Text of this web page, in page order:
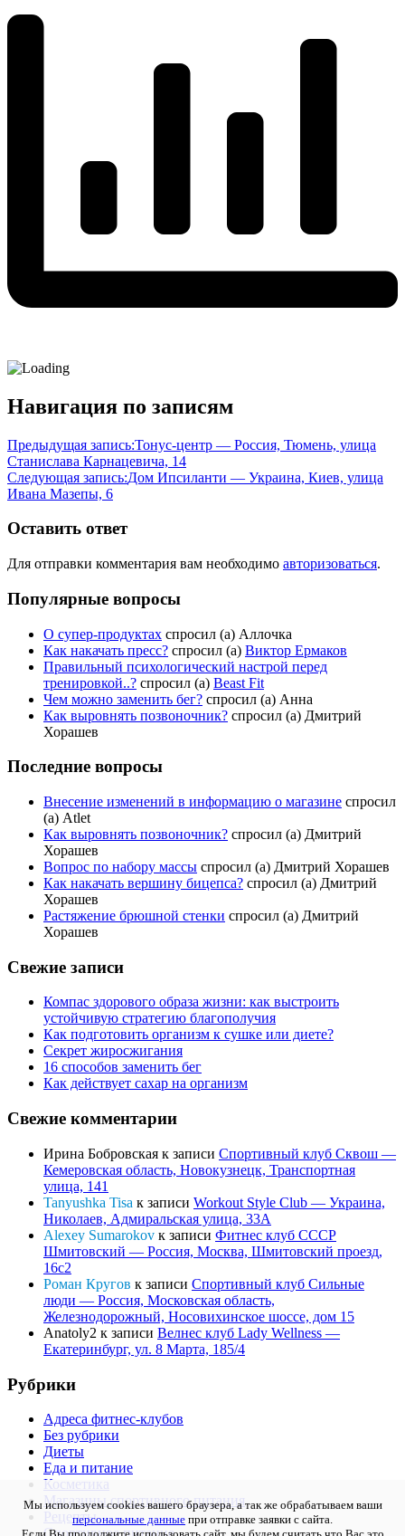
Навигация по записям
Предыдущая запись:Тонус-центр — Россия, Тюмень, улица
Станислава Карнацевича, 14
Следующая запись:Дом Ипсиланти — Украина, Киев, улица
Ивана Мазепы, 6
Оставить ответ
Для отправки комментария вам необходимо авторизоваться.
Популярные вопросы
О супер-продуктах спросил (а) Аллочка
Как накачать пресс? спросил (а) Виктор Ермаков
Правильный психологический настрой перед
тренировкой..? спросил (а) Beast Fit
Чем можно заменить бег? спросил (а) Анна
Как выровнять позвоночник? спросил (а) Дмитрий
Хорашев
Последние вопросы
Внесение изменений в информацию о магазине спросил
(а) Atlet
Как выровнять позвоночник? спросил (а) Дмитрий
Хорашев
Вопрос по набору массы спросил (а) Дмитрий Хорашев
Как накачать вершину бицепса? спросил (а) Дмитрий
Хорашев
Растяжение брюшной стенки спросил (а) Дмитрий
Хорашев
Свежие записи
Компас здорового образа жизни: как выстроить
устойчивую стратегию благополучия
Как подготовить организм к сушке или диете?
Секрет жиросжигания
16 способов заменить бег
Как действует сахар на организм
Свежие комментарии
Ирина Бобровская к записи Спортивный клуб Сквош —
Кемеровская область, Новокузнецк, Транспортная
улица, 141
Tanyushka Tisa к записи Workout Style Club — Украина,
Николаев, Адмиральская улица, 33А
Alexey Sumarokov к записи Фитнес клуб СССР
Шмитовский — Россия, Москва, Шмитовский проезд,
16с2
Роман Кругов к записи Спортивный клуб Сильные
люди — Россия, Московская область,
Железнодорожный, Носовихинское шоссе, дом 15
Anatoly2 к записи Велнес клуб Lady Wellness —
Екатеринбург, ул. 8 Марта, 185/4
Рубрики
Адреса фитнес-клубов
Без рубрики
Диеты
Еда и питание
Косметика
Магазины спортивного питания
Рецепты
Мы используем cookies вашего браузера, а так же обрабатываем ваши
персональные данные при отправке заявки с сайта.